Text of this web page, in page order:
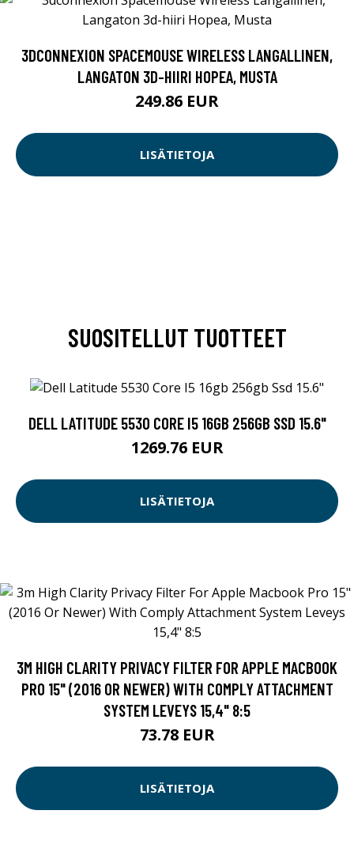
3DCONNEXION SPACEMOUSE WIRELESS LANGALLINEN,
LANGATON 3D-HIIRI HOPEA, MUSTA
249.86 EUR
LISÄTIETOJA
SUOSITELLUT TUOTTEET
DELL LATITUDE 5530 CORE I5 16GB 256GB SSD 15.6"
1269.76 EUR
LISÄTIETOJA
3M HIGH CLARITY PRIVACY FILTER FOR APPLE MACBOOK
PRO 15" (2016 OR NEWER) WITH COMPLY ATTACHMENT
SYSTEM LEVEYS 15,4" 8:5
73.78 EUR
LISÄTIETOJA